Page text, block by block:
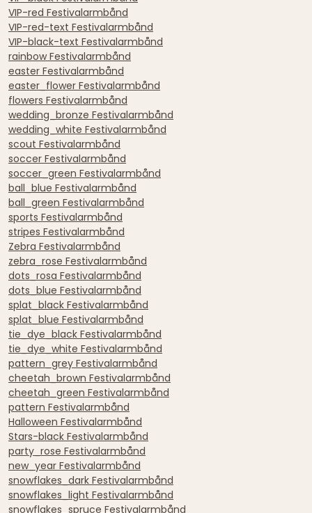
VIP-red Festivalarmbånd
VIP-red-text Festivalarmbånd
VIP-black-text Festivalarmbånd
rainbow Festivalarmbånd
easter Festivalarmbånd
easter_flower Festivalarmbånd
flowers Festivalarmbånd
wedding_bronze Festivalarmbånd
wedding_white Festivalarmbånd
scout Festivalarmbånd
soccer Festivalarmbånd
soccer_green Festivalarmbånd
ball_blue Festivalarmbånd
ball_green Festivalarmbånd
sports Festivalarmbånd
stripes Festivalarmbånd
Zebra Festivalarmbånd
zebra_rose Festivalarmbånd
dots_rosa Festivalarmbånd
dots_blue Festivalarmbånd
splat_black Festivalarmbånd
splat_blue Festivalarmbånd
tie_dye_black Festivalarmbånd
tie_dye_white Festivalarmbånd
pattern_grey Festivalarmbånd
cheetah_brown Festivalarmbånd
cheetah_green Festivalarmbånd
pattern Festivalarmbånd
Halloween Festivalarmbånd
Stars-black Festivalarmbånd
party_rose Festivalarmbånd
new_year Festivalarmbånd
snowflakes_dark Festivalarmbånd
snowflakes_light Festivalarmbånd
snowflakes_spruce Festivalarmbånd